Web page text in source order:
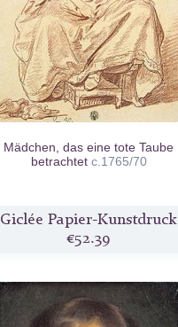
Mädchen, das eine tote Taube
betrachtet c.1765/70
Giclée Papier-Kunstdruck
€52.39